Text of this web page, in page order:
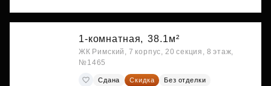
1-комнатная, 38.1м²
ЖК Римский, 7 корпус, 20 секция, 8 этаж,
№1465
Сдана Скидка
Без отделки